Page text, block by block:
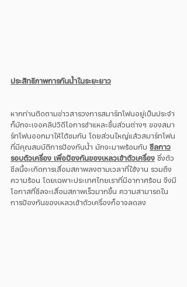
ประสิทธิภาพการกันน้ำในระยะยาว
หากท่านติดตามข่าวสารวงการสมาร์ทโฟนอยู่เป็นประจำ
ก็มักจะเจอคลิปวิดีโอการชำแหละชิ้นส่วนต่างๆ ของสมา
ร์ทโฟนออกมาให้ได้ชมกัน โดยส่วนใหญ่แล้วสมาร์ทโฟน
ที่มีคุณสมบัติการป้องกันน้ำ มักจะมาพร้อมกับ ซีลกาว
รอบตัวเครื่อง เพื่อป้องกันของเหลวเข้าตัวเครื่อง ซึ่งตัว
ซีลนี้จะเกิดการเสื่อมสภาพลงตามเวลาที่ใช้งาน รวมถึง
ความร้อน โดยเฉพาะประเทศไทยเราที่มีอากาศร้อน จึงมี
โอกาสที่ซีลจะเสื่อมสภาพเร็วมากขึ้น ความสามารถใน
การป้องกันของเหลวเข้าตัวเครื่องก็อาจลดลง